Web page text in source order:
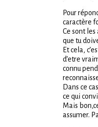
Pour
caractère
Ce sont
que tu
Et cela,
d’etre
connu
Dans ce
ce qui
Mais
assumer.